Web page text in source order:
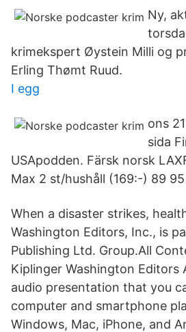
Ny,
krimekspert Øystein Milli og
Erling Thømt Ruud.
I egg
ons
sida
USApodden. Färsk norsk
Max 2 st/hushåll (169:-) 89 95
When a disaster strikes,
Washington Editors, Inc., is
Publishing Ltd. Group.All
Kiplinger Washington Editors
audio presentation that you
computer and smartphone
Windows, Mac, iPhone, and